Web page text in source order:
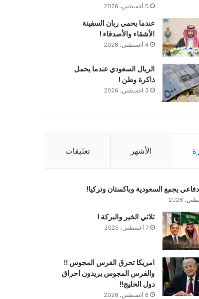
5 أغسطس، 2026
عندما يحمي ربان السفينة
الأشقاء والأصدقاء !
4 أغسطس، 2026
الريال السعودي عندما يحمل
ذاكرة وطن !
3 أغسطس، 2026
الأشهر تعليقات
يجمع السعودية وباكستان وتركيا!
ثلاثي الخير والبركة !
7 أغسطس، 2026
امريكا تحرق الفرس المجوس !!
والفرس المجوس يريدون احراق
دول الخليج!!
6 أغسطس، 2026